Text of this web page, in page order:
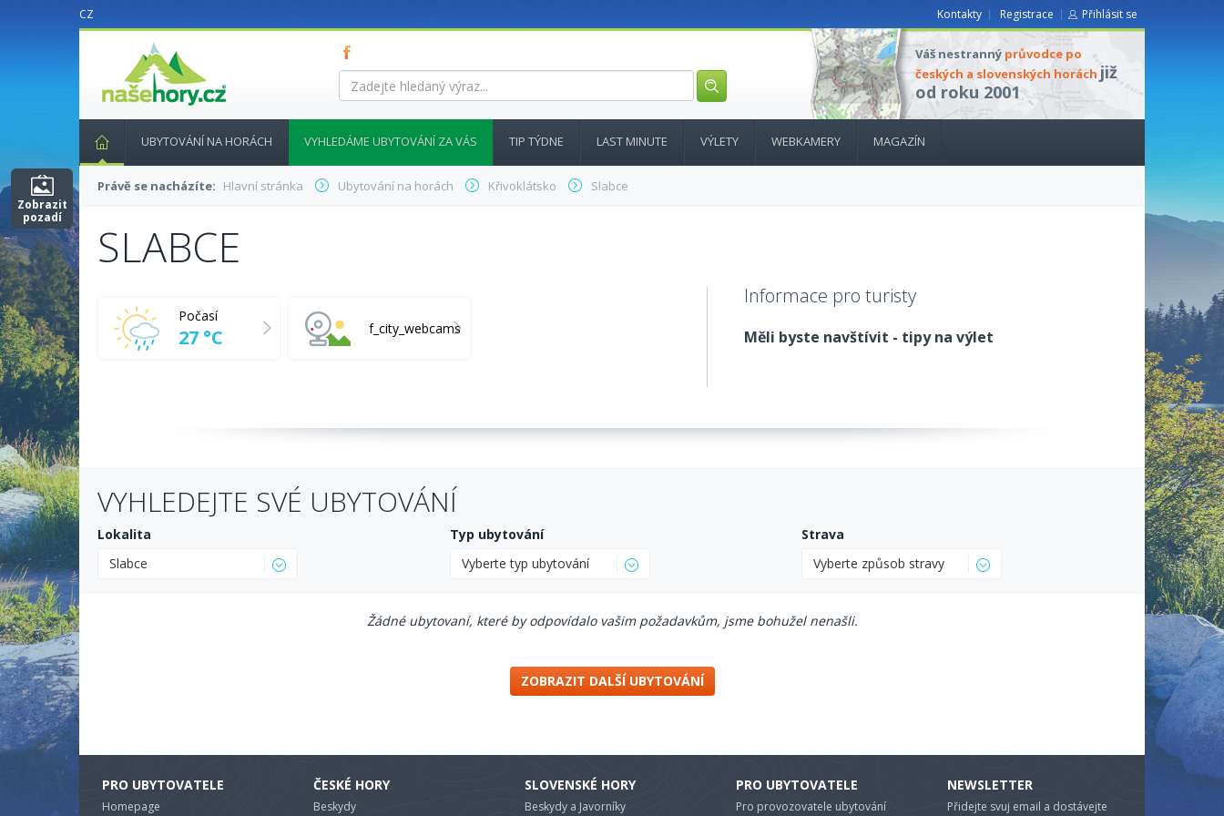
CZ Kontakty Registrace Přihlásit se
nasehory.cz
Zadejte
hledaný
Váš nestranný průvodce po
českých a slovenských horách již
od roku 2001
UBYTOVÁNÍ NA HORÁCH VYHLEDÁME UBYTOVÁNÍ ZA VÁS TIP TÝDNE LAST MINUTE VÝLETY WEBKAMERY MAGAZÍN
Právě se nacházíte: Hlavní stránka Ubytování na horách Křivoklátsko Slabce
SLABCE
Počasí
27 °C f_city_webcams
Informace pro turisty
Měli byste navštívit - tipy na výlet
VYHLEDEJTE SVÉ UBYTOVÁNÍ
Lokalita
Slabce
Typ ubytování
Vyberte typ ubytování
Strava
Vyberte způsob stravy
Žádné ubytovaní, které by odpovídalo vašim požadavkům, jsme bohužel nenašli.
ZOBRAZIT DALŠÍ UBYTOVÁNÍ
PRO UBYTOVATELE
Homepage
ČESKÉ HORY
Beskydy
SLOVENSKÉ HORY
Beskydy a Javorníky
PRO UBYTOVATELE
Pro provozovatele ubytování
NEWSLETTER
Přidejte svuj email a dostávejte
Zobrazit
pozadí